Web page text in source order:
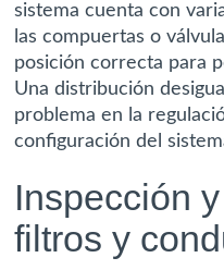
sistema cuenta con
las compuertas o
posición correcta para
Una distribución
problema en la
configuración del
Inspección
filtros y